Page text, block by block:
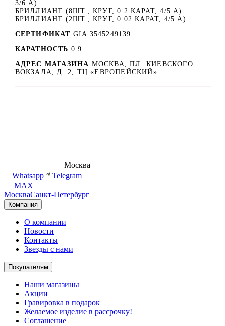
3/6 А)
БРИЛЛИАНТ (8ШТ., КРУГ, 0.2 КАРАТ, 4/5 А)
БРИЛЛИАНТ (2ШТ., КРУГ, 0.02 КАРАТ, 4/5 А)
СЕРТИФИКАТ GIA 3545249139
КАРАТНОСТЬ 0.9
АДРЕС МАГАЗИНА МОСКВА, ПЛ. КИЕВСКОГО
ВОКЗАЛА, Д. 2, ТЦ «ЕВРОПЕЙСКИЙ»
Москва
Whatsapp
Telegram
MAX
МоскваСанкт-Петербург
Компания
О компании
Новости
Контакты
Звезды с нами
Покупателям
Наши магазины
Акции
Гравировка в подарок
Желаемое изделие в рассрочку!
Соглашение